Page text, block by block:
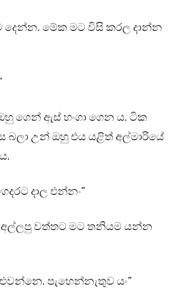
දෙන්න. මේක මට විසි කරල දාන්න
ගෙන් ඇස් හංගා ගෙන ය. ටික
බලා උන් ඔහු එය යළිත් අල්මාරියේ
දාල එන්නං”
අල්ලපු වත්තට මට තනියම යන්න
පැහෙන්නැතුව යං”